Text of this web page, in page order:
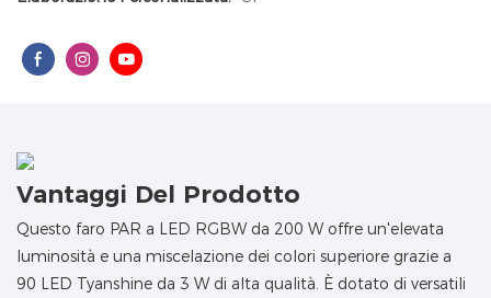
Vantaggi Del Prodotto
Questo faro PAR a LED RGBW da 200 W offre un'elevata
luminosità e una miscelazione dei colori superiore grazie a
90 LED Tyanshine da 3 W di alta qualità. È dotato di versatili